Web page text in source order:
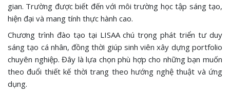
gian. Trường được biết đến với môi trường học tập sáng tạo,
hiện đại và mang tính thực hành cao.
Chương trình đào tạo tại LISAA chú trọng phát triển tư duy
sáng tạo cá nhân, đồng thời giúp sinh viên xây dựng portfolio
chuyên nghiệp. Đây là lựa chọn phù hợp cho những bạn muốn
theo đuổi thiết kế thời trang theo hướng nghệ thuật và ứng
dụng.